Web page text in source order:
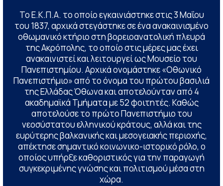
Το Ε.Κ.Π.Α. το οποίο εγκαινιάστηκε στις 3 Μαΐου
του 1837, αρχικά στεγάστηκε σε ένα ανακαινισμένο
οθωμανικό κτήριο στη βορειοανατολική πλευρά
της Ακρόπολης, το οποίο στις μέρες μας έχει
ανακαινιστεί και λειτουργεί ως Μουσείο του
Πανεπιστημίου. Αρχικά ονομάστηκε «Οθωνικό
Πανεπιστήμιο» από το όνομα του πρώτου βασιλιά
της Ελλάδας Όθωνα και αποτελούνταν από 4
ακαδημαϊκά Τμήματα με 52 φοιτητές. Καθώς
αποτελούσε το πρώτο Πανεπιστήμιο του
νεοσύστατου ελληνικού κράτους, αλλά και της
ευρύτερης βαλκανικής και μεσογειακής περιοχής,
απέκτησε σημαντικό κοινωνικο-ιστορικό ρόλο, ο
οποίος υπήρξε καθοριστικός για την παραγωγή
συγκεκριμένης γνώσης και πολιτισμού μέσα στη
χώρα.